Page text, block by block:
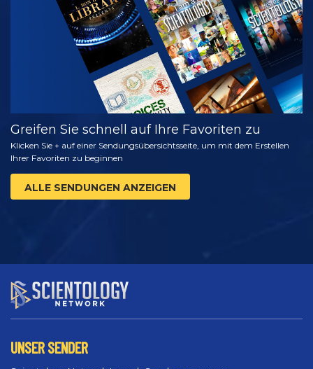
ENTDECKEN
Greifen Sie schnell auf Ihre Favoriten zu
Klicken Sie + auf einer Sendungsübersichtsseite, um mit dem Erstellen
Ihrer Favoriten zu beginnen
ALLE SENDUNGEN ANZEIGEN
UNSER SENDER